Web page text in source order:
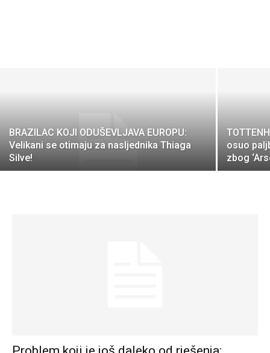
BRAZILAC KOJI ODUŠEVLJAVA EUROPU:
Velikani se otimaju za nasljednika Thiaga
Silve!
osuo
zbog